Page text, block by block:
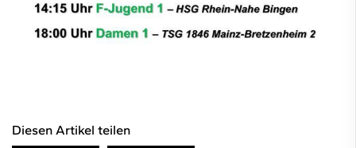
Diesen Artikel teilen